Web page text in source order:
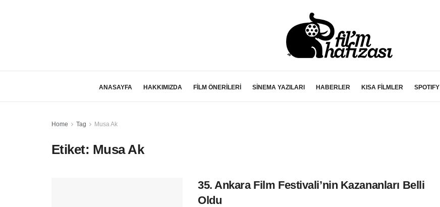
ANASAYFA HAKKIMIZDA FİLM ÖNERİLERİ SİNEMA YAZILARI HABERLER KISA FİLMLER SPOTIFY
Home Tag Musa Ak
Etiket: Musa Ak
35. Ankara Film Festivali’nin Kazananları Belli
Oldu